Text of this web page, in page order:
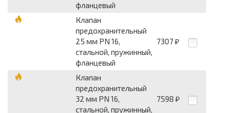
фланцевый
Клапан
предохранительный
25 мм PN 16,
стальной, пружинный,
фланцевый
7307 ₽
Клапан
предохранительный
32 мм PN 16,
стальной, пружинный,
7598 ₽